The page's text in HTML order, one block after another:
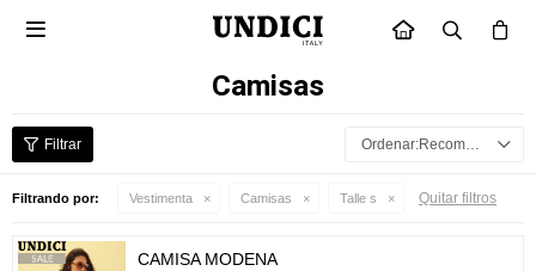
INICIO

Camisas
Recomendados
Filtrando por: Vestimenta Camisas Talle s Quitar filtros
CAMISA MODENA